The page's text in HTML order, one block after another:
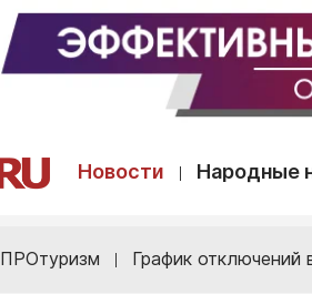
Новости Народные
ПРОтуризм График отключений